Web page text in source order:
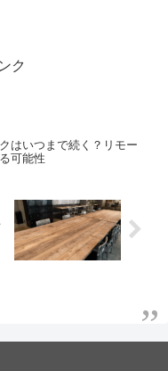
ク
はいつまで続く？リモー
る可能性